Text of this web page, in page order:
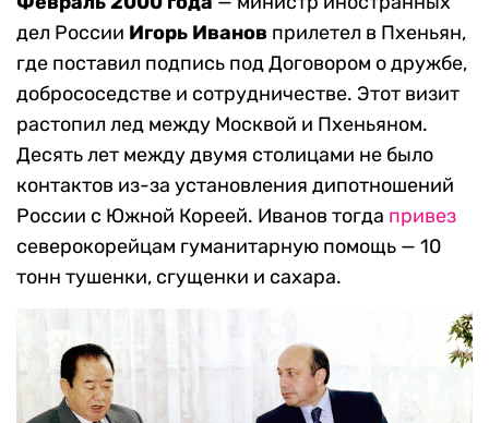
дел России Игорь Иванов прилетел в Пхеньян,
где поставил подпись под Договором о дружбе,
добрососедстве и сотрудничестве. Этот визит
растопил лед между Москвой и Пхеньяном.
Десять лет между двумя столицами не было
контактов из-за установления дипотношений
России с Южной Кореей. Иванов тогда привез
северокорейцам гуманитарную помощь — 10
тонн тушенки, сгущенки и сахара.